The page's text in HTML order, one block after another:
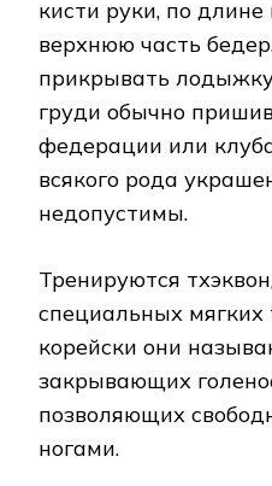
кисти руки, по
верхнюю часть
прикрывать
груди обычно
федерации или
всякого рода
недопустимы.
Тренируются
специальных мягких
корейски они
закрывающих
позволяющих
ногами.